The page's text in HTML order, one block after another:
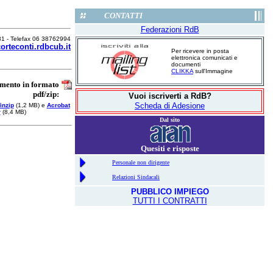
- Telefax 06 38762994
in formato
pdf/zip:
(1,2 MB) e Acrobat
(8,4 MB)
CONTATTI
Federazioni RdB
Per ricevere in posta
elettronica comunicati e
documenti
CLIKKA sull'Immagine
Vuoi iscriverti a RdB?
Scheda di Adesione
Dal sito
Quesiti e risposte
Personale non dirigente
Relazioni Sindacali
PUBBLICO IMPIEGO
TUTTI I CONTRATTI